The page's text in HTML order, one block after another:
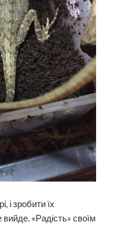
і зробити їх
«Радість» своїм